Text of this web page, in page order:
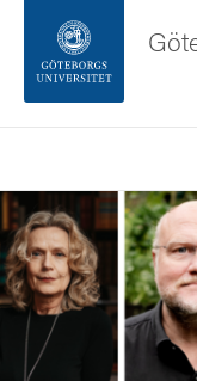
Sidfoten
Om webbplatsen
Bild